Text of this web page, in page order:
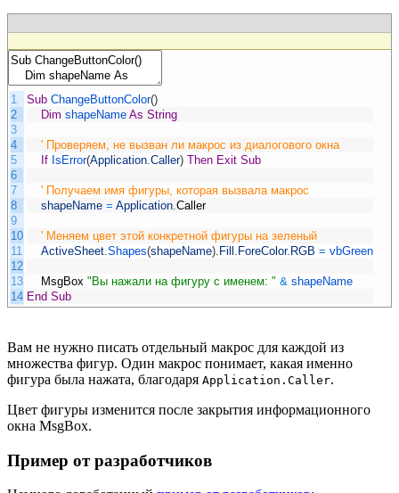
1
2
3
4
5
6
7
8
9
10
11
12
13
14
Sub ChangeButtonColor()
Dim shapeName As String
' Проверяем, не вызван ли макрос из диалогового окна
If IsError(Application Caller) Then Exit Sub
' Получаем имя фигуры, которая вызвала макрос
shapeName = Application Caller
' Меняем цвет этой конкретной фигуры на зеленый
ActiveSheet Shapes(shapeName) Fill ForeColor. RGB = vbGreen
MsgBox "Вы нажали на фигуру с именем: " & shapeName
End Sub
Вам не нужно писать отдельный макрос для каждой из
множества фигур. Один макрос понимает, какая именно
фигура была нажата, благодаря Application.Caller.
Цвет фигуры изменится после закрытия информационного
окна MsgBox.
Пример от разработчиков